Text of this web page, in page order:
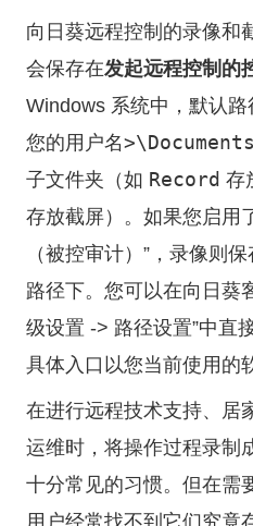
向日葵远程控制的录像和
会保存在发起远程控制的
Windows 系统中，默认路
您的用户名
子文件夹（如 Record 存
存放截屏）。如果您启用
（被控审计）”，录像则
路径下。您可以在向日葵
级设置 -> 路径设置”中直
具体入口以您当前使用的
在进行远程技术支持、居
运维时，将操作过程录制
十分常见的习惯。但在需
用户经常找不到它们究竟